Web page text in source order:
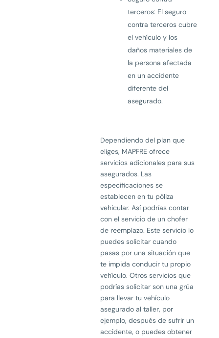
terceros: El seguro
contra terceros cubre
el vehículo y los
daños materiales de
la persona afectada
en un accidente
diferente del
asegurado.
Dependiendo del plan que
eliges, MAPFRE ofrece
servicios adicionales para sus
asegurados. Las
especificaciones se
establecen en tu póliza
vehicular. Así podrías contar
con el servicio de un chofer
de reemplazo. Este servicio lo
puedes solicitar cuando
pasas por una situación que
te impida conducir tu propio
vehículo. Otros servicios que
podrías solicitar son una grúa
para llevar tu vehículo
asegurado al taller, por
ejemplo, después de sufrir un
accidente, o puedes obtener